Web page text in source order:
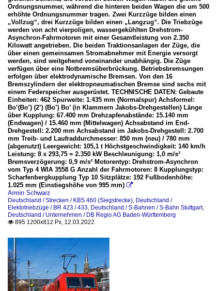
Ordnungsnummer, während die hinteren beiden Wagen die um 500
erhöhte Ordnungsnummer tragen. Zwei Kurzzüge bilden einen
„Vollzug“, drei Kurzzüge bilden einen „Langzug“. Die Triebzüge
werden von acht vierpoligen, wassergekühlten Drehstrom-
Asynchron-Fahrmotoren mit einer Gesamtleistung von 2.350
Kilowatt angetrieben. Die beiden Traktionsanlagen der Züge, die
über einen gemeinsamen Stromabnehmer mit Energie versorgt
werden, sind weitgehend voneinander unabhängig. Die Züge
verfügen über eine Notbremsüberbrückung. Betriebsbremsungen
erfolgen über elektrodynamische Bremsen. Von den 16
Bremszylindern der elektropneumatischen Bremse sind sechs mit
einem Federspeicher ausgerüstet. TECHNISCHE DATEN: Gebaute
Einheiten: 462 Spurweite: 1.435 mm (Normalspur) Achsformel:
Bo’(Bo’) (2’) (Bo’) Bo’ (in Klammern Jakobs-Drehgestellen) Länge
über Kupplung: 67.400 mm Drehzapfenabstände: 15.140 mm
(Endwagen) / 15.460 mm (Mittelwagen) Achsabstand im End-
Drehgestell: 2.200 mm Achsabstand im Jakobs-Drehgestell: 2.700
mm Treib- und Laufraddurchmesser: 850 mm (neu) / 780 mm
(abgenutzt) Leergewicht: 105,1 t Höchstgeschwindigkeit: 140 km/h
Leistung: 8 x 293,75 = 2.350 kW Beschleunigung: 1,0 m/s²
Bremsverzögerung: 0,9 m/s² Motorentyp: Drehstrom-Asynchron
vom Typ 4 WIA 3558 G Anzahl der Fahrmotoren: 8 Kupplungstyp:
Scharfenbergkupplung Typ 10 Sitzplätze: 192 Fußbodenhöhe:
1.025 mm (Einstiegshöhe von 995 mm) 
Armin Schwarz
Deutschland / Strecken / KBS 460 (Siegstrecke) Deutschland /
Elektotriebzüge / BR 423 / 433 Deutschland / S-Bahnen / S-Bahn Stuttgart,
Deutschland / Unternehmen / DB Regio AG Baden-Württemberg
 895 1200x812 Px, 12.03.2022